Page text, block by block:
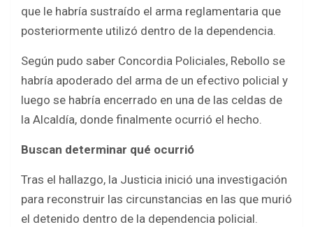
que le habría sustraído el arma reglamentaria que
posteriormente utilizó dentro de la dependencia.
Según pudo saber Concordia Policiales, Rebollo se
habría apoderado del arma de un efectivo policial y
luego se habría encerrado en una de las celdas de
la Alcaldía, donde finalmente ocurrió el hecho.
Buscan determinar qué ocurrió
Tras el hallazgo, la Justicia inició una investigación
para reconstruir las circunstancias en las que murió
el detenido dentro de la dependencia policial.